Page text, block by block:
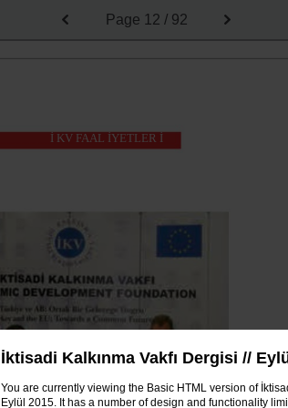
İktisadi Kalkınma Vakfı Dergisi //
You are currently viewing the Basic HTML version of
Eylül 2015. It has a number of design and functionality
Page 12 / 92
İ KV FAAL İYETLER İ
İKV